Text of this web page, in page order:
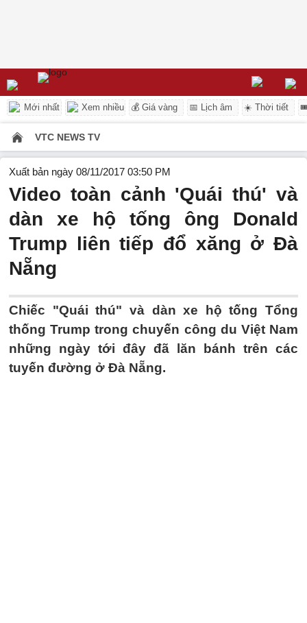
Mới nhất Xem nhiều 💰 Giá vàng 📅 Lịch âm ☀️ Thời tiết
VTC NEWS TV
Xuất bản ngày 08/11/2017 03:50 PM
Video toàn cảnh 'Quái thú' và
dàn xe hộ tống ông Donald
Trump liên tiếp đổ xăng ở Đà
Nẵng
Chiếc "Quái thú" và dàn xe hộ tống Tổng
thống Trump trong chuyến công du Việt Nam
những ngày tới đây đã lăn bánh trên các
tuyến đường ở Đà Nẵng.